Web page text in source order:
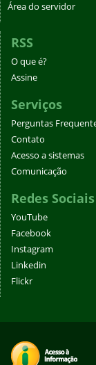
Área do servidor
RSS
O que é?
Assine
Serviços
Perguntas
Contato
Acesso a sistemas
Comunicação
Redes Sociais
YouTube
Facebook
Instagram
Linkedin
Flickr